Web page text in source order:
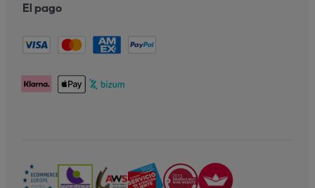
El pago